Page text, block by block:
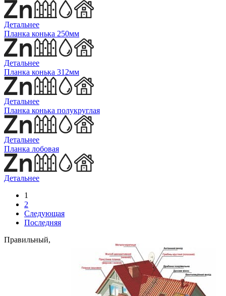
Детальнее
Планка конька 250мм
Детальнее
Планка конька 312мм
Детальнее
Планка конька полукруглая
Детальнее
Планка лобовая
Детальнее
1
2
Следующая
Последняя
Правильный,